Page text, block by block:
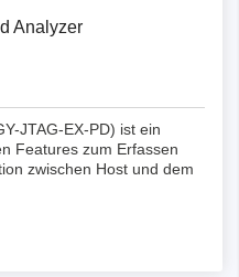
Analyzer
JTAG-EX-PD) ist ein
Features zum Erfassen
zwischen Host und dem